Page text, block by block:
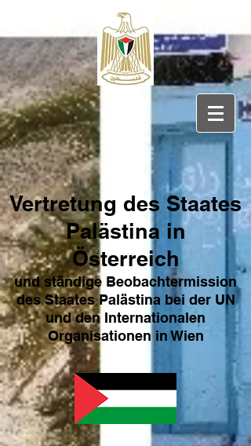
Vertretung des Staates
Palästina in
Österreich
und ständige Beobachtermission
des Staates Palästina bei der UN
und den Internationalen
Organisationen in Wien